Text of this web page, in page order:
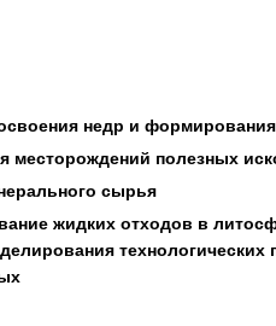
недр и
месторождений полезных
сырья
жидких отходов в
технологических